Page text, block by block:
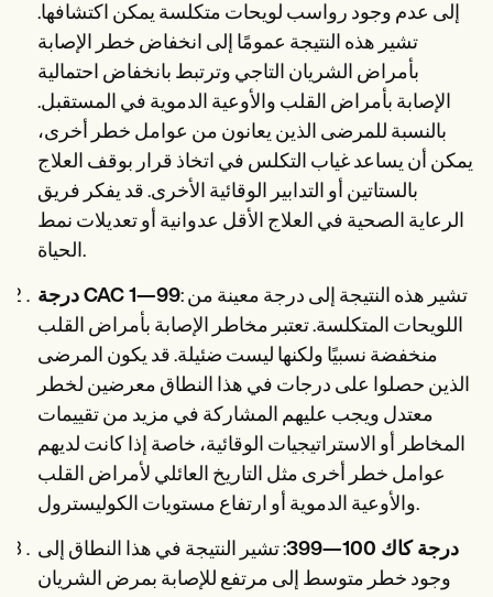
إلى عدم وجود رواسب لويحات متكلسة يمكن اكتشافها.
تشير هذه النتيجة عمومًا إلى انخفاض خطر الإصابة
بأمراض الشريان التاجي وترتبط بانخفاض احتمالية
الإصابة بأمراض القلب والأوعية الدموية في المستقبل.
بالنسبة للمرضى الذين يعانون من عوامل خطر أخرى،
يمكن أن يساعد غياب التكلس في اتخاذ قرار بوقف العلاج
بالستاتين أو التدابير الوقائية الأخرى. قد يفكر فريق
الرعاية الصحية في العلاج الأقل عدوانية أو تعديلات نمط
الحياة.
درجة CAC 1—99: تشير هذه النتيجة إلى درجة معينة من
اللويحات المتكلسة. تعتبر مخاطر الإصابة بأمراض القلب
منخفضة نسبيًا ولكنها ليست ضئيلة. قد يكون المرضى
الذين حصلوا على درجات في هذا النطاق معرضين لخطر
معتدل ويجب عليهم المشاركة في مزيد من تقييمات
المخاطر أو الاستراتيجيات الوقائية، خاصة إذا كانت لديهم
عوامل خطر أخرى مثل التاريخ العائلي لأمراض القلب
والأوعية الدموية أو ارتفاع مستويات الكوليسترول.
درجة كاك 100—399
: تشير النتيجة في هذا النطاق إلى
وجود خطر متوسط إلى مرتفع للإصابة بمرض الشريان